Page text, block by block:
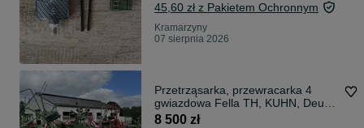
45,60 zł z Pakietem Ochronnym
Kramarzyny
07 sierpnia 2026
Przetrząsarka, przewracarka 4
gwiazdowa Fella TH, KUHN, Deutz
fahr
8 500 zł